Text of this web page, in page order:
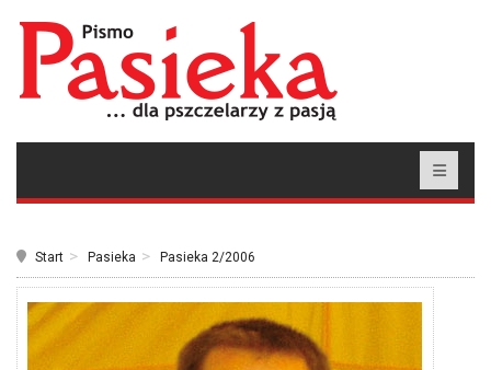
Start Pasieka Pasieka 2/2006